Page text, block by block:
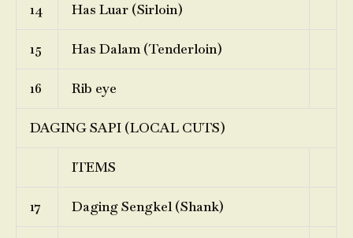
14 Has Luar (Sirloin)
15 Has Dalam (Tenderloin)
16 Rib eye
DAGING SAPI (LOCAL CUTS)
ITEMS
17 Daging Sengkel (Shank)